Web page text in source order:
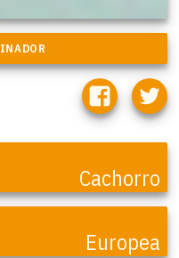
Cachorro
Europea